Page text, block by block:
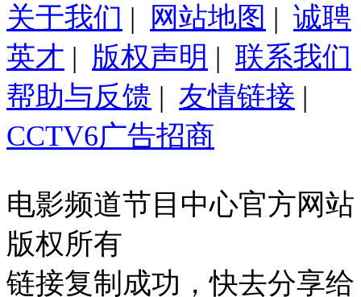
关于我们 | 网站地图 | 诚聘
英才 | 版权声明 | 联系我们
帮助与反馈 | 友情链接 |
CCTV6广告招商
电影频道节目中心官方网站
版权所有
链接复制成功，快去分享给